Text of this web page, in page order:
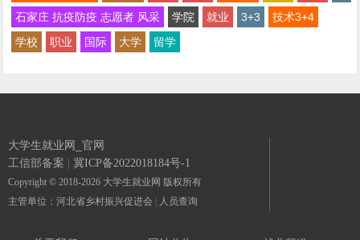
石家庄 抗疫防疫 志愿者 风采
学院 就业 3+3
技术3+4
学校
职业 国际 大学 留学
大学生就业网_官网
工信部备案 冀ICP备2022018184号-1
Copyright © 2018-2026 大学生就业网 版权所有
主管单位：河北省乡村振兴促进会
人员查询